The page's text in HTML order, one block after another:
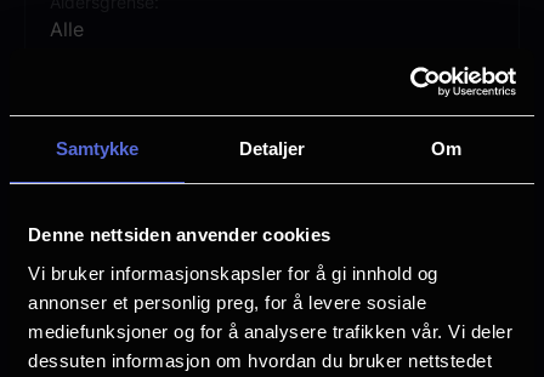
Samtykke Detaljer Om
Denne nettsiden anvender cookies
Vi bruker informasjonskapsler for å gi innhold og
annonser et personlig preg, for å levere sosiale
mediefunksjoner og for å analysere trafikken vår. Vi deler
dessuten informasjon om hvordan du bruker nettstedet
Alle
Lengde
1 time 11 min
Regi
Mascha Halberstad
(0 stemmer 0.00%)